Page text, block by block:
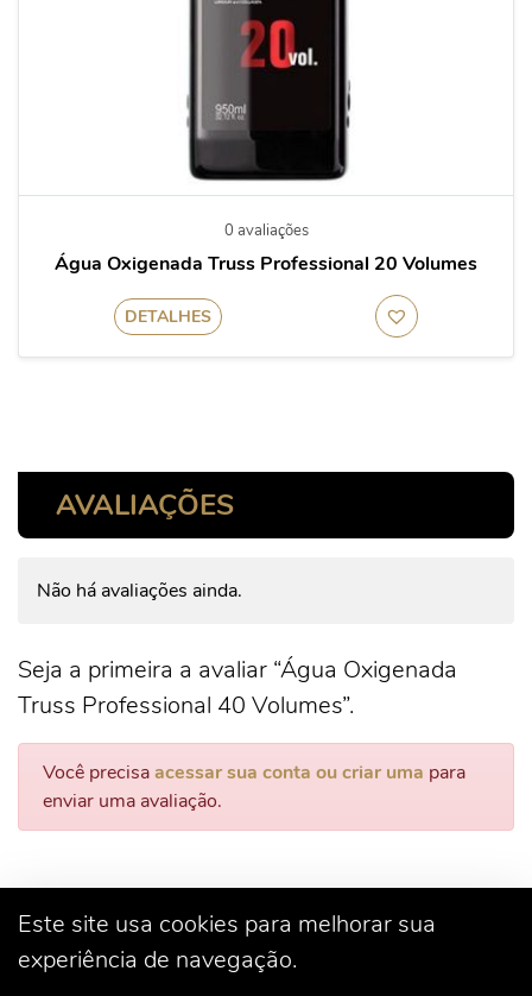
0 avaliações
Água Oxigenada Truss Professional 20 Volumes
DETALHES
AVALIAÇÕES
Não há avaliações ainda.
Seja a primeira a avaliar “Água Oxigenada
Truss Professional 40 Volumes”.
Você precisaacessar sua conta ou criar uma para
enviar uma avaliação.
Este site usa cookies para melhorar sua
experiência de navegação.